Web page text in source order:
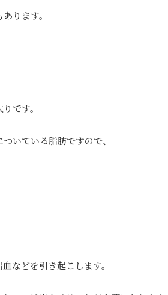
ります。
です。
いている脂肪ですので、
などを引き起こします。